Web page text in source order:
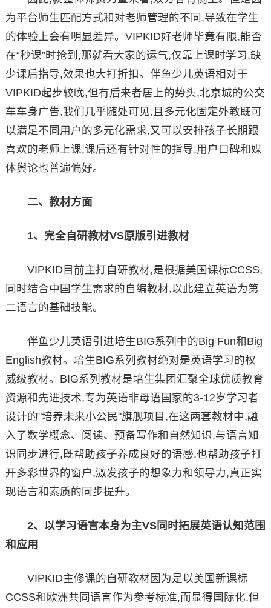
为平台师生匹配方式和对老师管理的不同,导致在学生
的体验上会有明显差异。VIPKID好老师毕竟有限,能否
在“秒课”时抢到,那就看大家的运气,仅靠上课时学习,缺
少课后指导,效果也大打折扣。伴鱼少儿英语相对于
VIPKID起步较晚,但有后来者居上的势头,北京城的公交
车车身广告,我们几乎随处可见,且多元化固定外教既可
以满足不同用户的多元化需求,又可以安排孩子长期跟
喜欢的老师上课,课后还有针对性的指导,用户口碑和媒
体舆论也普遍偏好。
二、教材方面
1、完全自研教材VS原版引进教材
VIPKID目前主打自研教材,是根据美国课标CCSS,
同时结合中国学生需求的自编教材,以此建立英语为第
二语言的基础技能。
伴鱼少儿英语引进培生BIG系列中的Big Fun和Big
English教材。培生BIG系列教材绝对是英语学习的权
威级教材。BIG系列教材是培生集团汇聚全球优质教育
资源和先进技术,专为英语非母语国家的3-12岁学习者
设计的"培养未来小公民"旗舰项目,在这两套教材中,融
入了数学概念、阅读、预备写作和自然知识,与语言知
识同步进行,既帮助孩子养成良好的语感,也帮助孩子打
开多彩世界的窗户,激发孩子的想象力和领导力,真正实
现语言和素质的同步提升。
2、以学习语言本身为主VS同时拓展英语认知范围
和应用
VIPKID主修课的自研教材因为是以美国新课标
CCSS和欧洲共同语言作为参考标准,而显得国际化,但